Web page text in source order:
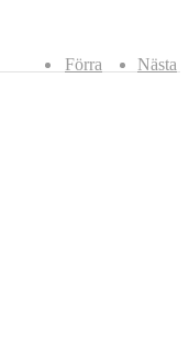
Förra Nästa